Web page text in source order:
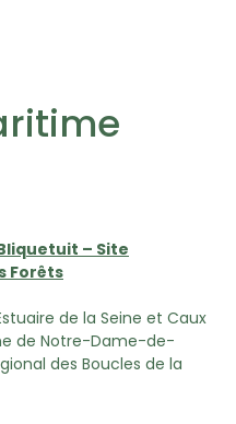
– Site
Forêts
de la Seine et Caux
de Notre-Dame-de-
des Boucles de la